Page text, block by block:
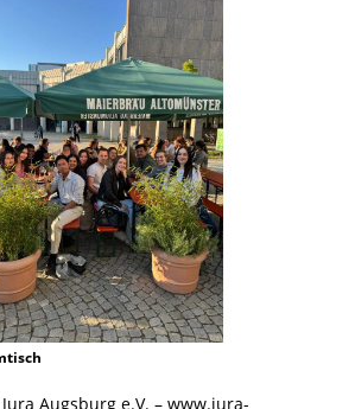
Augsburg e.V. – www.jura-